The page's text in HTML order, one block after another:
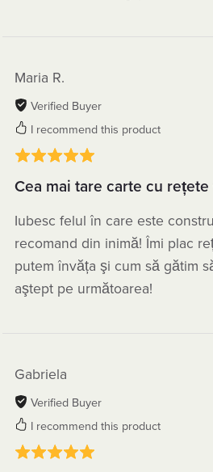
Maria R.
Verified Buyer
I recommend this product
Cea mai tare carte cu rețete
Iubesc felul în care este
recomand din inimă! Îmi plac
putem învăța şi cum să gătim
aştept pe următoarea!
Gabriela
Verified Buyer
I recommend this product